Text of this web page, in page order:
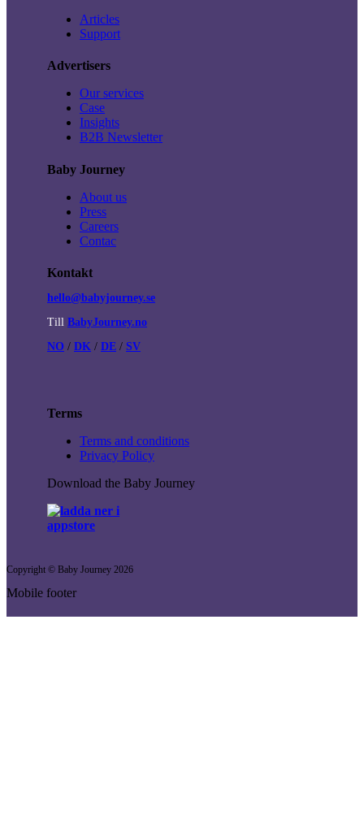
Articles
Support
Advertisers
Our services
Case
Insights
B2B Newsletter
Baby Journey
About us
Press
Careers
Contac
Kontakt
hello@babyjourney.se
Till BabyJourney.no
NO / DK / DE / SV
Terms
Terms and conditions
Privacy Policy
Download the Baby Journey
Copyright © Baby Journey 2026
Mobile footer